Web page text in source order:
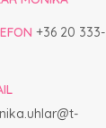
+36 20 333-